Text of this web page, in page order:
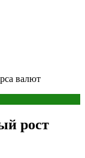
валют
рост